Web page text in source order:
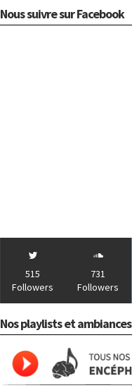
Nous suivre sur Facebook
515
Followers
731
Followers
Nos playlists et ambiances